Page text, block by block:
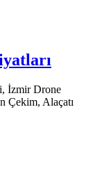
İzmir Drone
Çekim, Alaçatı